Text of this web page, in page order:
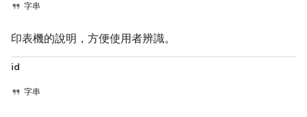
字串
印表機的說明，方便使用者辨識。
id
字串